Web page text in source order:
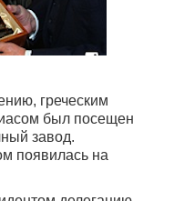
греческим
был посещен
завод.
появилась на